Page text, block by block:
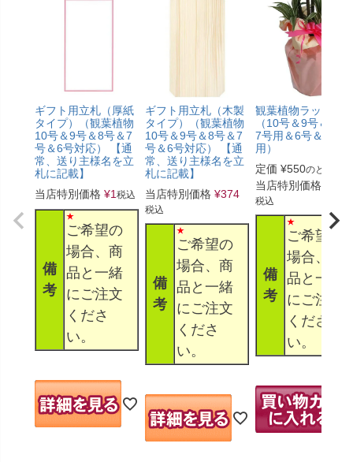
ギフト用立札（厚紙
タイプ）（観葉植物
10号＆9号＆8号＆7
号＆6号対応） 【通
常、送り主様名を立
札に記載】
当店特別価格 ¥1 税込
備
考
ご希望の
場合、商
品と一緒
にご注文
くださ
い。
ギフト用立札（木製
タイプ）（観葉植物
10号＆9号＆8号＆7
号＆6号対応） 【通
常、送り主様名を立
札に記載】
当店特別価格 ¥374
税込
備
考
ご希望の
場合、商
品と一緒
にご注文
くださ
い。
観葉植物ラッピン
（10号＆9号＆8号
7号用＆6号＆5号
用）
定価 ¥550のところ
当店特別価格
税込
備
考
ご希望の
場合、商
品と一緒
にご注文
くださ
い。